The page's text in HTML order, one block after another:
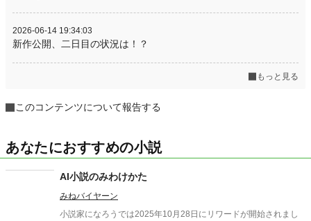
2026-06-14 19:34:03
新作公開、二日目の状況は！？
もっと見る
このコンテンツについて報告する
あなたにおすすめの小説
AI小説のみわけかた
みねバイヤーン
小説家になろうでは2025年10月28日にリワードが開始されまし